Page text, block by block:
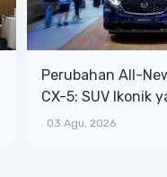
Perubahan All-
CX-5: SUV Ikonik
Bongsor, Mewah,
. 03 Agu, 2026